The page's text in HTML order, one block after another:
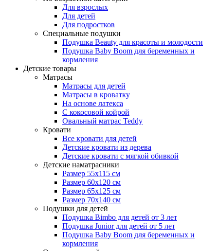
Для взрослых
Для детей
Для подростков
Специальные подушки
Подушка Beauty для красоты и молодости
Подушка Baby Boom для беременных и
кормления
Детские товары
Матрасы
Матрасы для детей
Матрасы в кроватку
На основе латекса
С кокосовой койрой
Овальный матрас Teddy
Кровати
Все кровати для детей
Детские кровати из дерева
Детские кровати с мягкой обивкой
Детские наматрасники
Размер 55x115 см
Размер 60x120 см
Размер 65x125 см
Размер 70x140 см
Подушки для детей
Подушка Bimbo для детей от 3 лет
Подушка Junior для детей от 5 лет
Подушка Baby Boom для беременных и
кормления